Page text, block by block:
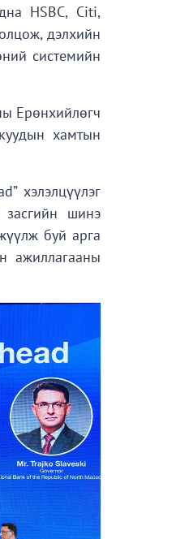
HSBC, Citi,
дэлхийн
системийн
Ерөнхийлөгч
хамтын
хэлэлцүүлэг
шинэ
буй арга
ажиллагааны